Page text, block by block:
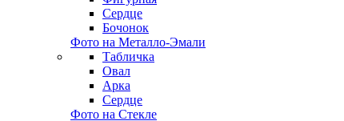
Сердце
Бочонок
Фото на Металло-Эмали
Табличка
Овал
Арка
Сердце
Фото на Стекле